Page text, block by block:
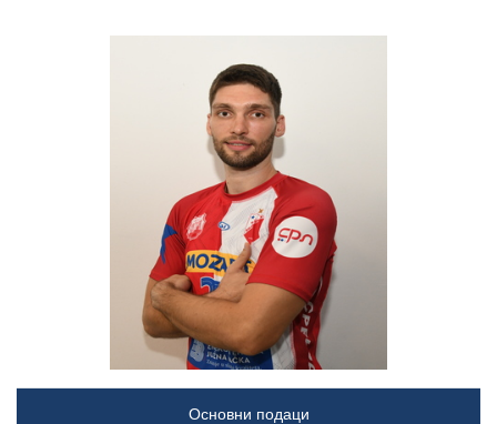
Основни подаци